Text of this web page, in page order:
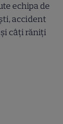
echipa de
accident
câți răniți